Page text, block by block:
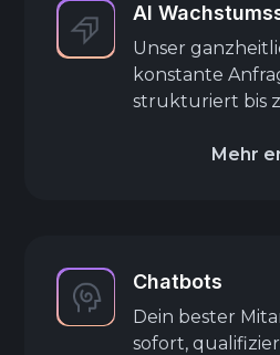
AI
Unser
konstante
strukturiert bis
Mehr
Chatbots
Dein bester
sofort,